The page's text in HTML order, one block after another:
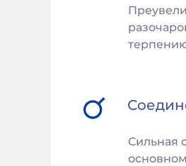
Сильная